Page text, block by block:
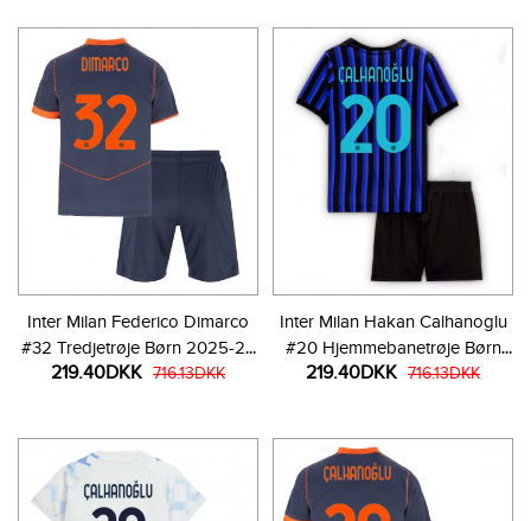
Inter Milan Federico Dimarco
#32 Tredjetrøje Børn 2025-26
Kortærmet (+ Korte bukser)
219.40DKK 716.13DKK
Inter Milan Hakan Calhanoglu
#20 Hjemmebanetrøje Børn
2025-26 Kortærmet (+ Korte
219.40DKK 716.13DKK